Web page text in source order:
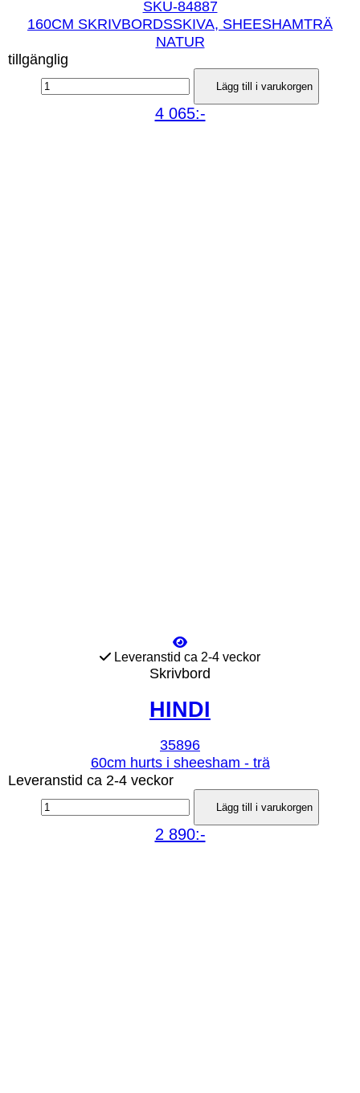
SKU-84887
160CM SKRIVBORDSSKIVA, SHEESHAMTRÄ
NATUR
tillgänglig
Lägg till i varukorgen
4 065:-
Leveranstid ca 2-4 veckor
Skrivbord
HINDI
35896
60cm hurts i sheesham - trä
Leveranstid ca 2-4 veckor
Lägg till i varukorgen
2 890:-